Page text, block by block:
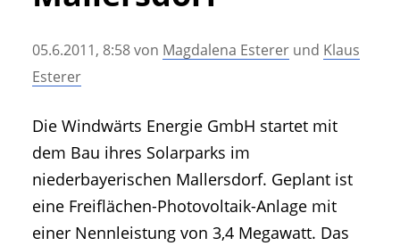
• Messen und Veranstaltungen
• Mitteilung der Redaktion
• Artikel nach Hersteller/Marke
05.6.2011, 8:58von Magdalena Esterer und Klaus
Esterer
Die Windwärts Energie GmbH startet mit
dem Bau ihres Solarparks im
niederbayerischen Mallersdorf. Geplant ist
eine Freiflächen-Photovoltaik-Anlage mit
einer Nennleistung von 3,4 Megawatt. Das